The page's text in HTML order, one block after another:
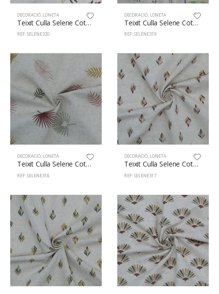
DECORACIÓ, LONETA
Teixit Culla Selene Cotó/Lli 89/11% 140cm 320
REF: SELENE320
DECORACIÓ, LONETA
Teixit Culla Selene Cotó/Lli 89/11% 140cm 319
REF: SELENE319
DECORACIÓ, LONETA
Teixit Culla Selene Cotó/Lli 89/11% 140cm 318
REF: SELENE318
DECORACIÓ, LONETA
Teixit Culla Selene Cotó/Lli 89/11% 140cm 317
REF: SELENE317